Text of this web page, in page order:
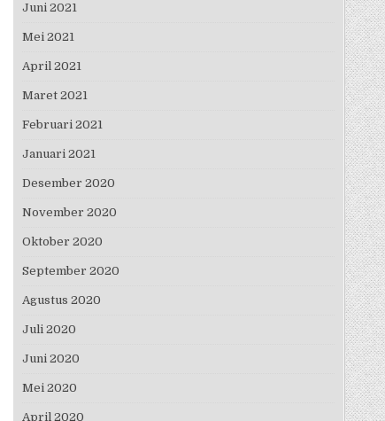
Juni 2021
Mei 2021
April 2021
Maret 2021
Februari 2021
Januari 2021
Desember 2020
November 2020
Oktober 2020
September 2020
Agustus 2020
Juli 2020
Juni 2020
Mei 2020
April 2020